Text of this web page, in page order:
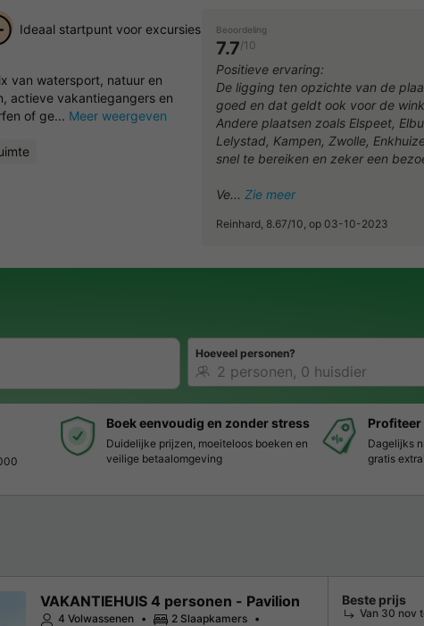
foto's
Beoordeling
7.7/10
Positieve ervaring:
De ligging ten opzichte van de
goed en dat geldt ook voor de
Andere plaatsen zoals Elspeet,
Lelystad, Kampen, Zwolle,
snel te bereiken en zeker een
Ve Zie meer
Reinhard, 8.67/10, op 03-10-2023
Ideaal startpunt voor excursies
van watersport, natuur en
actieve vakantiegangers en
of ge... Meer weergeven
Hoeveel personen?
Boek eenvoudig en zonder stress
Duidelijke prijzen, moeiteloos boeken en
veilige betaalomgeving
Profiteer
Dagelijks
gratis
VAKANTIEHUIS 4 personen - Pavilion
4 Volwassenen
2 Slaapkamers
Beste prijs
Van 30 nov